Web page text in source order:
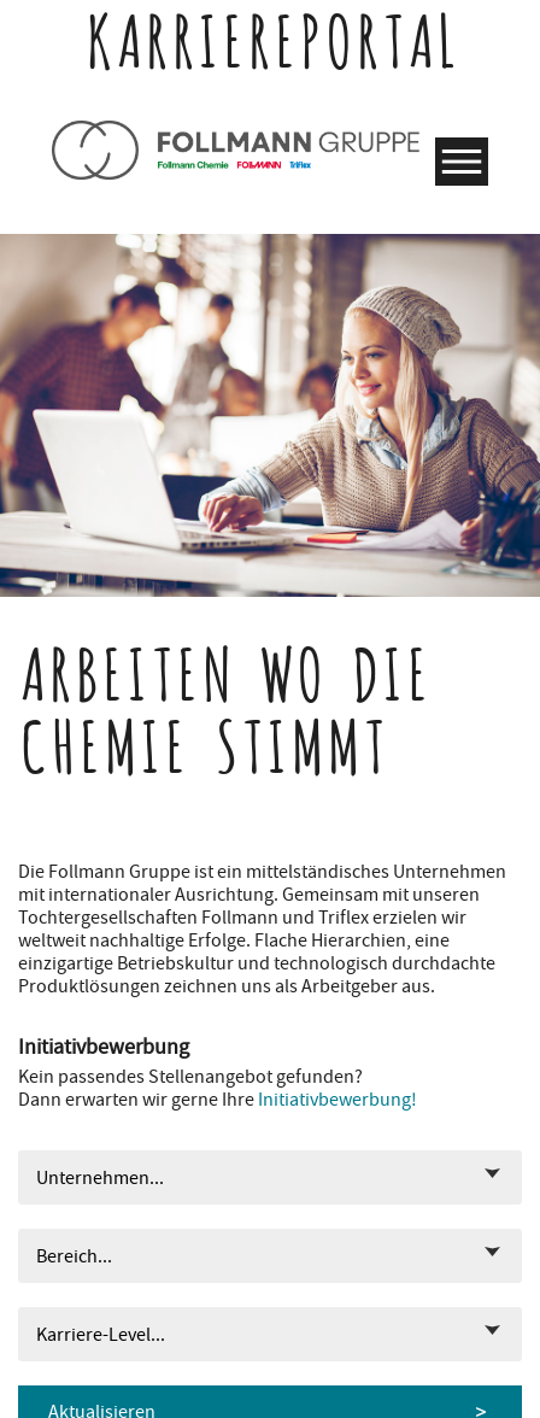
KARRIEREPORTAL
ARBEITEN WO DIE
CHEMIE STIMMT
Die Follmann Gruppe ist ein mittelständisches Unternehmen
mit internationaler Ausrichtung. Gemeinsam mit unseren
Tochtergesellschaften Follmann und Triflex erzielen wir
weltweit nachhaltige Erfolge. Flache Hierarchien, eine
einzigartige Betriebskultur und technologisch durchdachte
Produktlösungen zeichnen uns als Arbeitgeber aus.
Unternehmen...
Bereich...
Karriere-Level...
Aktualisieren
Initiativbewerbung
Kein passendes Stellenangebot gefunden?
Dann erwarten wir gerne Ihre Initiativbewerbung!